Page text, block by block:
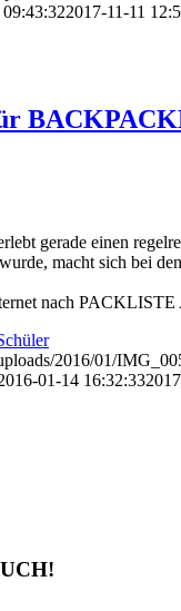
2017-11-11
gerade einen
macht sich bei
nach
2016/01/
01-14 16:32:33